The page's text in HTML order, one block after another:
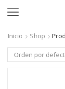
Inicio Shop